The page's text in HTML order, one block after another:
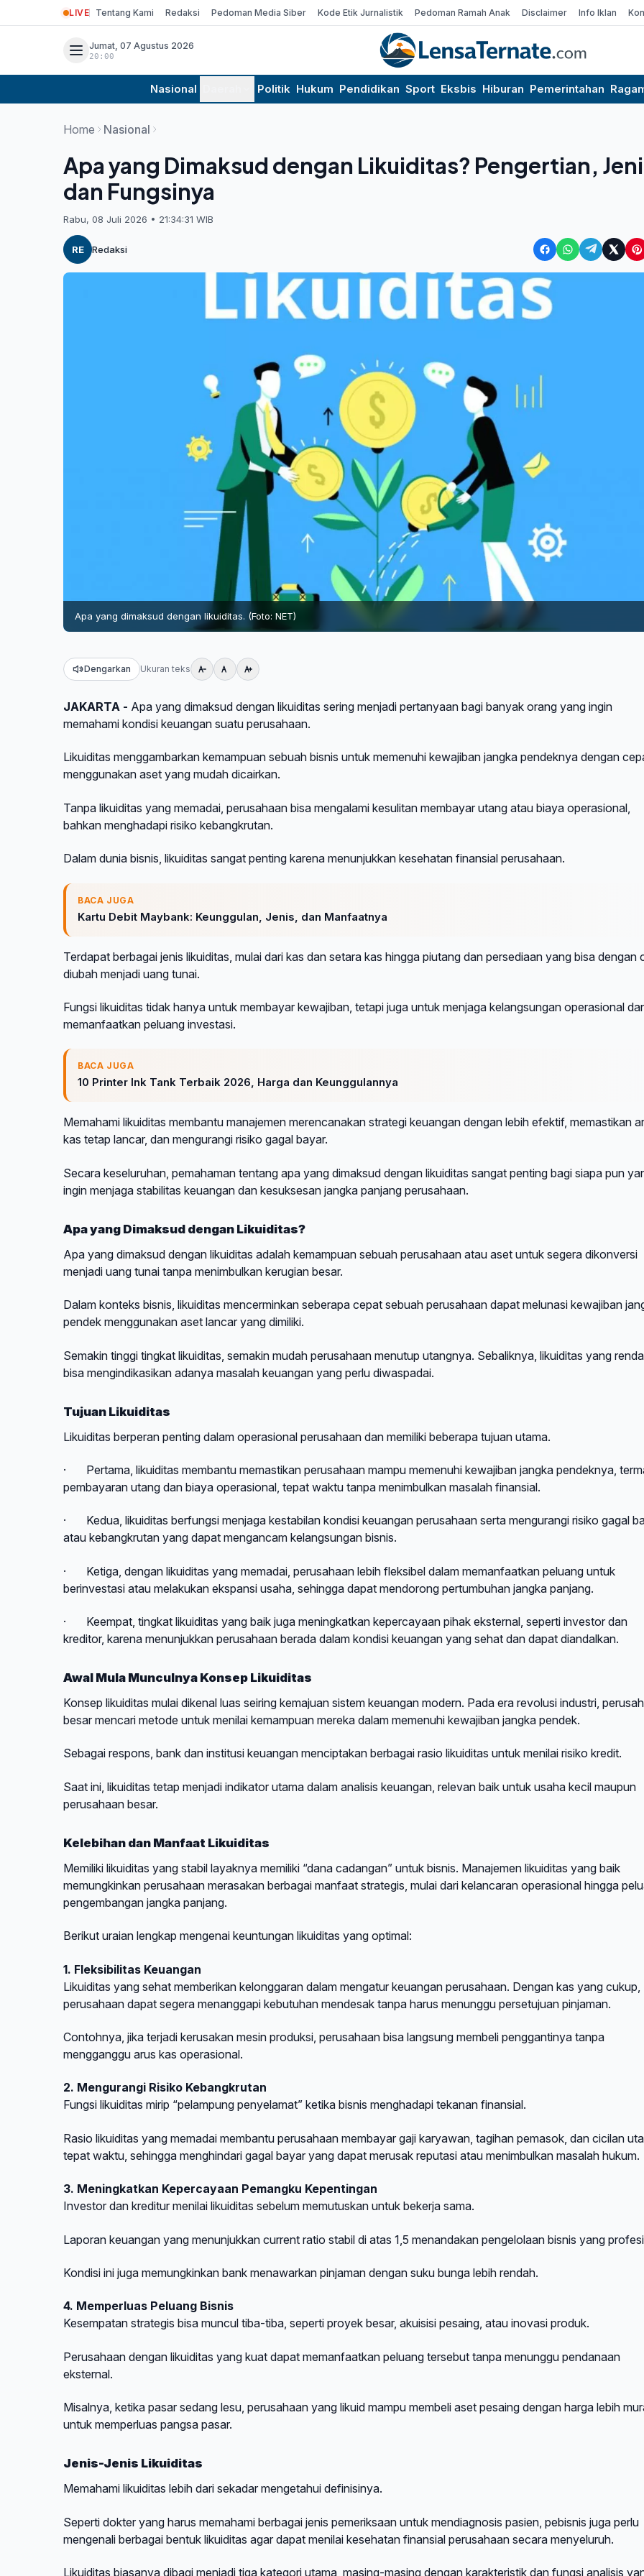
LIVE Tentang Kami Redaksi Pedoman Media Siber Kode Etik Jurnalistik Pedoman Ramah Anak Disclaimer Info Iklan
Jumat, 07 Agustus 2026
20:00
Nasional Politik Hukum Pendidikan Sport Eksbis Hiburan Pemerintahan
Home Nasional
Apa yang Dimaksud dengan Likuiditas? Pengertian,
dan Fungsinya
Rabu, 08 Juli 2026 • 21:34:31 WIB
RE Redaksi
Apa yang dimaksud dengan likuiditas. (Foto: NET)
Dengarkan Ukuran teks
JAKARTA - Apa yang dimaksud dengan likuiditas sering menjadi pertanyaan bagi banyak orang yang ingin
memahami kondisi keuangan suatu perusahaan.
Likuiditas menggambarkan kemampuan sebuah bisnis untuk memenuhi kewajiban jangka pendeknya dengan
menggunakan aset yang mudah dicairkan.
Tanpa likuiditas yang memadai, perusahaan bisa mengalami kesulitan membayar utang atau biaya operasional,
bahkan menghadapi risiko kebangkrutan.
Dalam dunia bisnis, likuiditas sangat penting karena menunjukkan kesehatan finansial perusahaan.
BACA JUGA
Kartu Debit Maybank: Keunggulan, Jenis, dan Manfaatnya
Terdapat berbagai jenis likuiditas, mulai dari kas dan setara kas hingga piutang dan persediaan yang bisa dengan
diubah menjadi uang tunai.
Fungsi likuiditas tidak hanya untuk membayar kewajiban, tetapi juga untuk menjaga kelangsungan operasional
memanfaatkan peluang investasi.
BACA JUGA
10 Printer Ink Tank Terbaik 2026, Harga dan Keunggulannya
Memahami likuiditas membantu manajemen merencanakan strategi keuangan dengan lebih efektif, memastikan
kas tetap lancar, dan mengurangi risiko gagal bayar.
Secara keseluruhan, pemahaman tentang apa yang dimaksud dengan likuiditas sangat penting bagi siapa pun
ingin menjaga stabilitas keuangan dan kesuksesan jangka panjang perusahaan.
Apa yang Dimaksud dengan Likuiditas?
Apa yang dimaksud dengan likuiditas adalah kemampuan sebuah perusahaan atau aset untuk segera dikonversi
menjadi uang tunai tanpa menimbulkan kerugian besar.
Dalam konteks bisnis, likuiditas mencerminkan seberapa cepat sebuah perusahaan dapat melunasi kewajiban
pendek menggunakan aset lancar yang dimiliki.
Semakin tinggi tingkat likuiditas, semakin mudah perusahaan menutup utangnya. Sebaliknya, likuiditas yang
bisa mengindikasikan adanya masalah keuangan yang perlu diwaspadai.
Tujuan Likuiditas
Likuiditas berperan penting dalam operasional perusahaan dan memiliki beberapa tujuan utama.
· Pertama, likuiditas membantu memastikan perusahaan mampu memenuhi kewajiban jangka pendeknya,
pembayaran utang dan biaya operasional, tepat waktu tanpa menimbulkan masalah finansial.
· Kedua, likuiditas berfungsi menjaga kestabilan kondisi keuangan perusahaan serta mengurangi risiko gagal
atau kebangkrutan yang dapat mengancam kelangsungan bisnis.
· Ketiga, dengan likuiditas yang memadai, perusahaan lebih fleksibel dalam memanfaatkan peluang untuk
berinvestasi atau melakukan ekspansi usaha, sehingga dapat mendorong pertumbuhan jangka panjang.
· Keempat, tingkat likuiditas yang baik juga meningkatkan kepercayaan pihak eksternal, seperti investor dan
kreditor, karena menunjukkan perusahaan berada dalam kondisi keuangan yang sehat dan dapat diandalkan.
Awal Mula Munculnya Konsep Likuiditas
Konsep likuiditas mulai dikenal luas seiring kemajuan sistem keuangan modern. Pada era revolusi industri,
besar mencari metode untuk menilai kemampuan mereka dalam memenuhi kewajiban jangka pendek.
Sebagai respons, bank dan institusi keuangan menciptakan berbagai rasio likuiditas untuk menilai risiko kredit.
Saat ini, likuiditas tetap menjadi indikator utama dalam analisis keuangan, relevan baik untuk usaha kecil maupun
perusahaan besar.
Kelebihan dan Manfaat Likuiditas
Memiliki likuiditas yang stabil layaknya memiliki “dana cadangan” untuk bisnis. Manajemen likuiditas yang baik
memungkinkan perusahaan merasakan berbagai manfaat strategis, mulai dari kelancaran operasional hingga
pengembangan jangka panjang.
Berikut uraian lengkap mengenai keuntungan likuiditas yang optimal:
1. Fleksibilitas Keuangan
Likuiditas yang sehat memberikan kelonggaran dalam mengatur keuangan perusahaan. Dengan kas yang cukup,
perusahaan dapat segera menanggapi kebutuhan mendesak tanpa harus menunggu persetujuan pinjaman.
Contohnya, jika terjadi kerusakan mesin produksi, perusahaan bisa langsung membeli penggantinya tanpa
mengganggu arus kas operasional.
2. Mengurangi Risiko Kebangkrutan
Fungsi likuiditas mirip “pelampung penyelamat” ketika bisnis menghadapi tekanan finansial.
Rasio likuiditas yang memadai membantu perusahaan membayar gaji karyawan, tagihan pemasok, dan cicilan
tepat waktu, sehingga menghindari gagal bayar yang dapat merusak reputasi atau menimbulkan masalah hukum.
3. Meningkatkan Kepercayaan Pemangku Kepentingan
Investor dan kreditur menilai likuiditas sebelum memutuskan untuk bekerja sama.
Laporan keuangan yang menunjukkan current ratio stabil di atas 1,5 menandakan pengelolaan bisnis yang
Kondisi ini juga memungkinkan bank menawarkan pinjaman dengan suku bunga lebih rendah.
4. Memperluas Peluang Bisnis
Kesempatan strategis bisa muncul tiba-tiba, seperti proyek besar, akuisisi pesaing, atau inovasi produk.
Perusahaan dengan likuiditas yang kuat dapat memanfaatkan peluang tersebut tanpa menunggu pendanaan
eksternal.
Misalnya, ketika pasar sedang lesu, perusahaan yang likuid mampu membeli aset pesaing dengan harga lebih
untuk memperluas pangsa pasar.
Jenis-Jenis Likuiditas
Memahami likuiditas lebih dari sekadar mengetahui definisinya.
Seperti dokter yang harus memahami berbagai jenis pemeriksaan untuk mendiagnosis pasien, pebisnis juga perlu
mengenali berbagai bentuk likuiditas agar dapat menilai kesehatan finansial perusahaan secara menyeluruh.
Likuiditas biasanya dibagi menjadi tiga kategori utama, masing-masing dengan karakteristik dan fungsi analisis